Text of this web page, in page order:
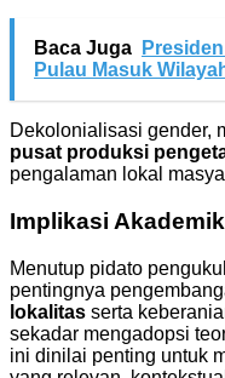
Baca Juga
Pulau Masuk
Dekolonialisasi gender,
pusat produksi
pengalaman lokal
Implikasi
Menutup pidato
pentingnya
lokalitas serta
sekadar mengadopsi
ini dinilai penting untuk